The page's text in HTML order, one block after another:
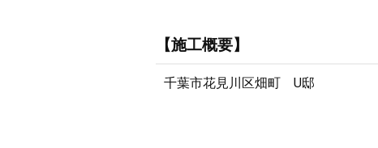
【施工概要】
千葉市花見川区畑町 U邸